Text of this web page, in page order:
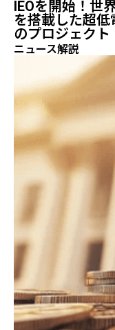
IEOを開始！世
を搭載した超
のプロジェクト
ニュース解説